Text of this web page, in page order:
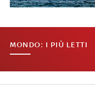
MONDO: I PIÙ LETTI